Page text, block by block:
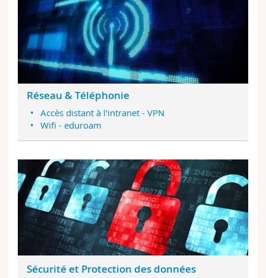
Réseau & Téléphonie
Accès distant à l'intranet - VPN
Wifi - eduroam
Sécurité et Protection des données